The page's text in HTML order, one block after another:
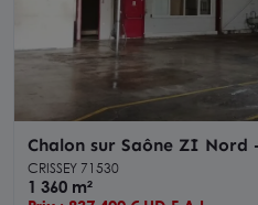
Chalon sur Saône ZI Nord
vendre
CRISSEY 71530
1 360 m²